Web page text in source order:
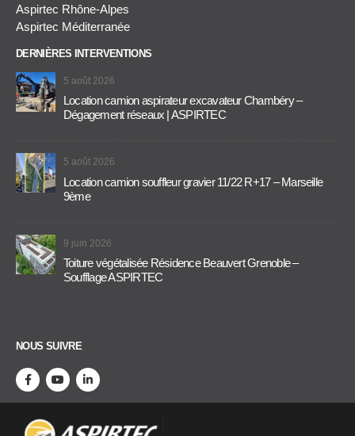
Aspirtec Rhône-Alpes
Aspirtec Méditerranée
DERNIÈRES INTERVENTIONS
5 août 2026
Location camion aspirateur excavateur Chambéry –
Dégagement réseaux | ASPIRTEC
5 août 2026
Location camion souffleur gravier 11/22 R+17 – Marseille
9ème
9 juin 2026
Toiture végétalisée Résidence Beauvert Grenoble –
Soufflage ASPIRTEC
NOUS SUIVRE